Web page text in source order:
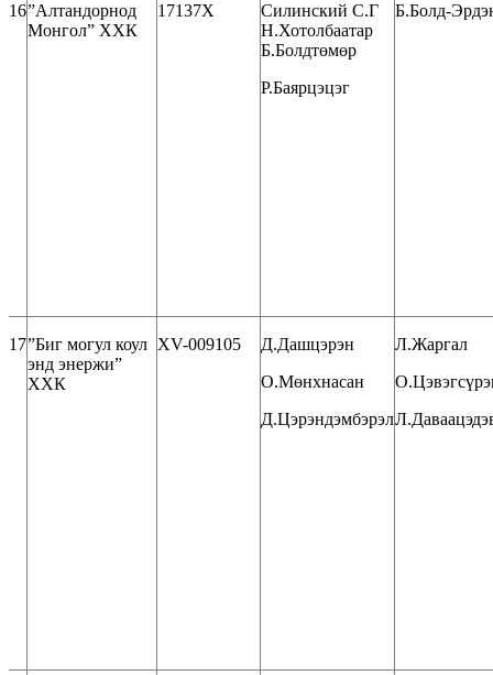
16”Алтандорнод
Монгол” ХХК
17137Х
Силинский С.Г
Н.Хотолбаатар
Б.Болдтөмөр
Р.Баярцэцэг
Б.Болд-
17”Биг могул коул
энд энержи”
ХХК
XV-009105
Д.Дашцэрэн
О.Мөнхнасан
Д.Цэрэндэмбэрэл
Л.Жаргал